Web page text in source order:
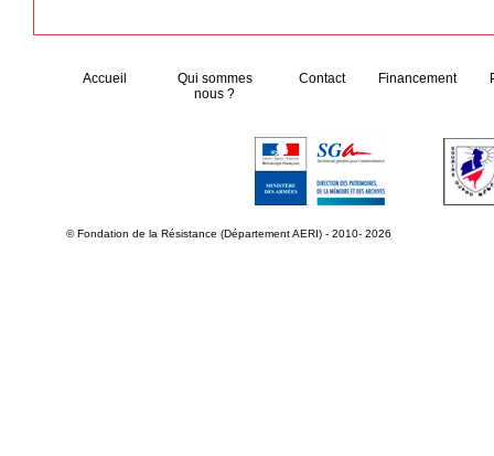
Accueil
Qui sommes
nous ?
Contact Financement
© Fondation de la Résistance (Département AERI) - 2010- 2026